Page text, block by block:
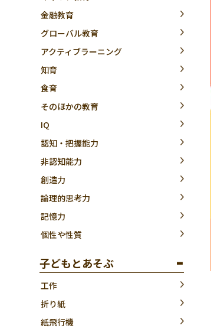
金融教育
グローバル教育
アクティブラーニング
知育
食育
そのほかの教育
IQ
認知・把握能力
非認知能力
創造力
論理的思考力
記憶力
個性や性質
子どもとあそぶ
工作
折り紙
紙飛行機